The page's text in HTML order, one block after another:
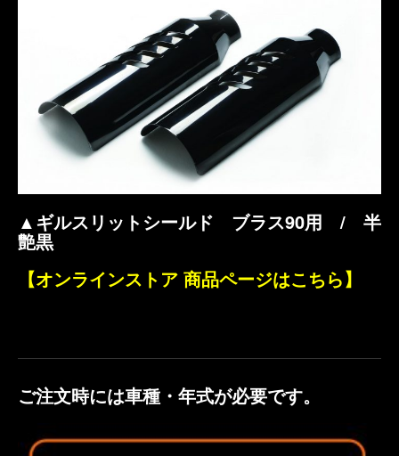
▲ギルスリットシールド ブラス90用 / 半
艶黒
【オンラインストア 商品ページはこちら】
ご注文時には車種・年式が必要です。